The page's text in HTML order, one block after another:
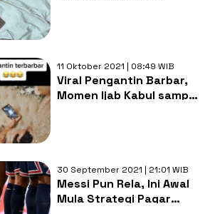
11 Oktober 2021 | 08:49 WIB
Viral Pengantin Barbar,
Momen Ijab Kabul sampai
30 September 2021 | 21:01 WIB
Messi Pun Rela, Ini Awal
Mula Strategi Pagar